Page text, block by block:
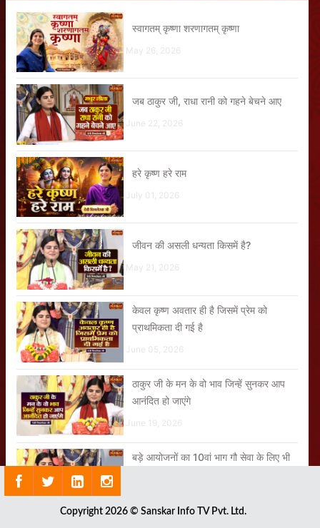
स्वागतम् कृष्णा शरणागतम् कृष्णा
May 26, 2026
जब ठाकुर जी, राधा रानी को गहने बेचने आए
June 22, 2026
हरे कृष्ण हरे राम
July 01, 2026
जीवन की असली धन्यता किसमें है?
May 21, 2026
केवल कृष्ण अवतार ही है जिसमें प्रेम को
प्राथमिकता दी गई है
June 05, 2026
ठाकुर जी के मन के वो भाव जिन्हें सुनकर आप
आनंदित हो जाएंगे
June 19, 2026
बड़े आयोजनों का 10वां भाग गौ सेवा के लिए भी
Copyright 2026 © Sanskar Info TV Pvt. Ltd.